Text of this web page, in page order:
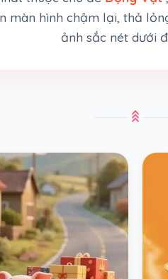
màn hình chậm lại, thả
ảnh sắc nét dưới
stat_3